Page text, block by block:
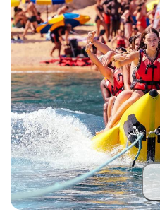
Zweden
Portugal
Frankrijk
Italië
Malta
Nederland
Buitenland
Surfkampen Spanje
Surfkampen Portugal
Surfkampen Nederland
Surfkampen Sri Lanka
Surfkampen Buitenland
Surfkampen 18+
Taalvakanties Frans
Taalvakanties Engels
Taalvakanties Spaans
Taalvakanties Nederlands
Taalvakanties Duits
Taalvakanties Italiaans
Jongeren
Jongvolwassenen
Volwassenen
1
2
3